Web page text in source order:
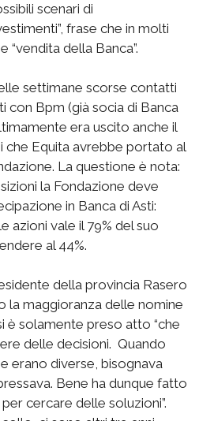
scenari di
frase che in molti
della Banca”.
settimane scorse contatti
Bpm (già socia di Banca
era uscito anche il
che Equita avrebbe portato al
La questione è nota:
la Fondazione deve
in Banca di Asti:
azioni vale il 79% del suo
al 44%.
della provincia Rasero
la maggioranza delle nomine
è solamente preso atto “che
delle decisioni. Quando
erano diverse, bisognava
Bene ha dunque fatto
cercare delle soluzioni”.